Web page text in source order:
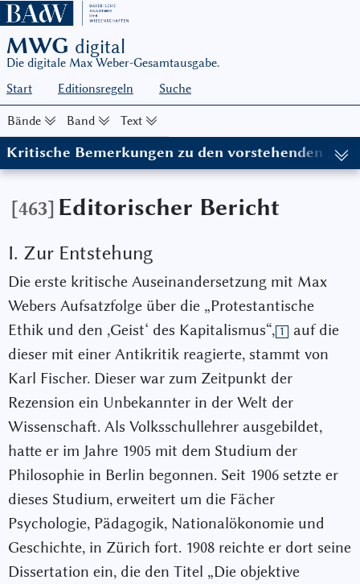
MWG digital
Die digitale Max Weber-Gesamtausgabe.
Start
Editionsregeln Suche
Bände Band Text
Kritische Bemerkungen zu den vorstehenden
(in: MWG I/9, hg. von Wolfgang Schluchter in Zusammenarbeit
[463] Editorischer Bericht
I. Zur Entstehung
Die erste kritische Auseinandersetzung mit Max
Webers Aufsatzfolge über die „Protestantische
Ethik und den ,Geist‘ des Kapitalismus“, 1
auf die
dieser mit einer Antikritik reagierte, stammt von
Karl Fischer. Dieser war zum Zeitpunkt der
Rezension ein Unbekannter in der Welt der
Wissenschaft. Als Volksschullehrer ausgebildet,
hatte er im Jahre 1905 mit dem Studium der
Philosophie in Berlin begonnen. Seit 1906 setzte er
dieses Studium, erweitert um die Fächer
Psychologie, Pädagogik, Nationalökonomie und
Geschichte, in Zürich fort. 1908 reichte er dort seine
Dissertation ein, die den Titel „Die objektive